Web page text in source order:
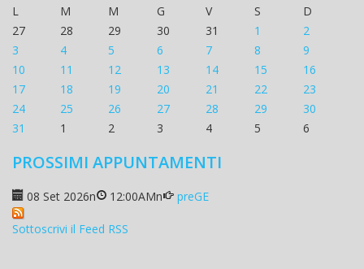
L
M M G V S
D
27
28 29 30 31 1
2
3
4 5 6 7 8
9
10
11 12 13 14 15
16
17
18 19 20 21 22
23
24
25 26 27 28 29
30
31
1 2 3 4 5 6
PROSSIMI APPUNTAMENTI
08 Set 2026n 12:00AMn preGE
Sottoscrivi il Feed RSS